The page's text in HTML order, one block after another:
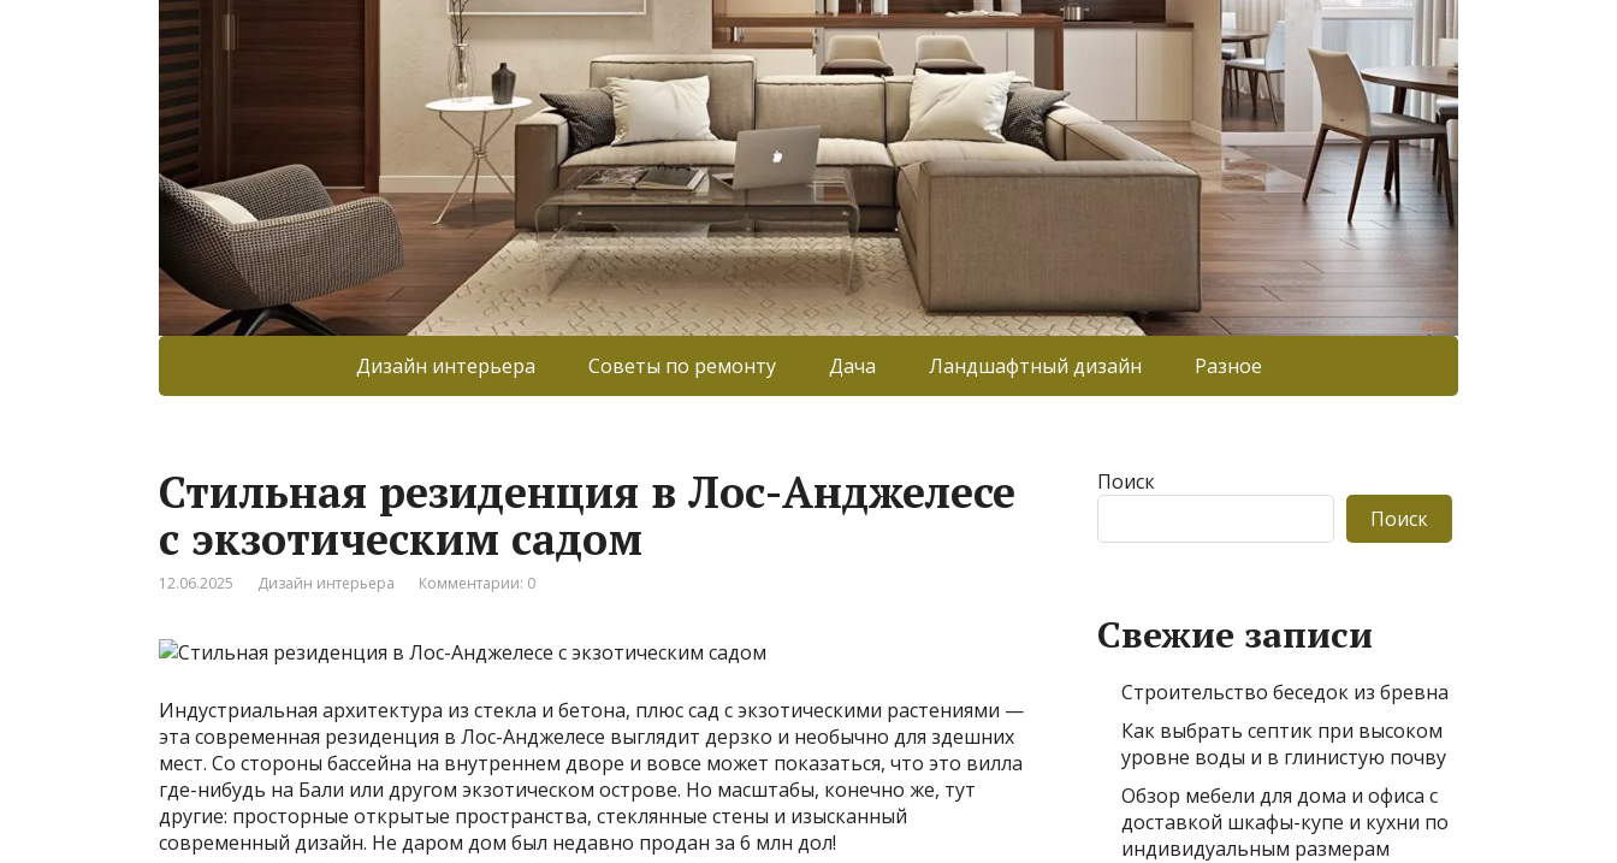
Дизайн интерьера Советы по ремонту Дача Ландшафтный дизайн Разное
Стильная резиденция в Лос-Анджелесе
с экзотическим садом
12.06.2025 Дизайн интерьера Комментарии: 0
Индустриальная архитектура из стекла и бетона, плюс сад с экзотическими растениями —
эта современная резиденция в Лос-Анджелесе выглядит дерзко и необычно для здешних
мест. Со стороны бассейна на внутреннем дворе и вовсе может показаться, что это вилла
где-нибудь на Бали или другом экзотическом острове. Но масштабы, конечно же, тут
другие: просторные открытые пространства, стеклянные стены и изысканный
современный дизайн. Не даром дом был недавно продан за 6 млн дол!
Поиск
Поиск
Свежие записи
Строительство беседок из бревна
Как выбрать септик при высоком
уровне воды и в глинистую почву
Обзор мебели для дома и офиса с
доставкой шкафы-купе и кухни по
индивидуальным размерам